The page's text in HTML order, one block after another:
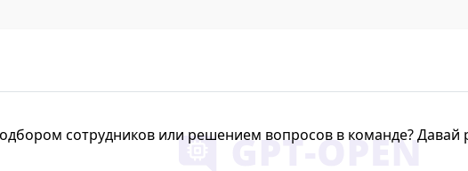
сотрудников или решением вопросов в команде? Давай